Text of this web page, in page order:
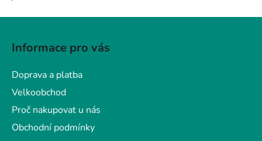
Informace pro vás
Doprava a platba
Velkoobchod
Proč nakupovat u nás
Obchodní podmínky